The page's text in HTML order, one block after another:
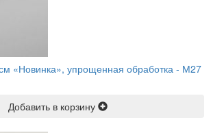
«Новинка», упрощенная обработка - М27
Добавить в корзину